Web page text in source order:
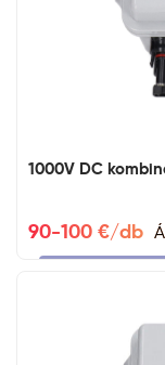
1000V DC
90-100 €/db